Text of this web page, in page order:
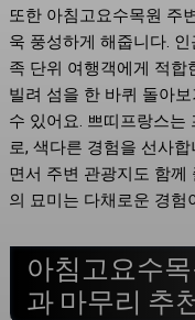
또한 아침고요수목원 주
욱 풍성하게 해줍니다.
족 단위 여행객에게 적합
빌려 섬을 한 바퀴 돌아
수 있어요. 쁘띠프랑스는
로, 색다른 경험을 선사
면서 주변 관광지도 함께
의 묘미는 다채로운 경험
아침고요수
과 마무리 추